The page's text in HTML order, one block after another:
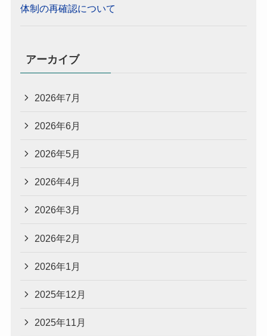
体制の再確認について
アーカイブ
2026年7月
2026年6月
2026年5月
2026年4月
2026年3月
2026年2月
2026年1月
2025年12月
2025年11月